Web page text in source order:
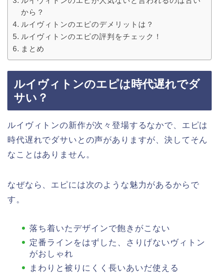
から？
ルイヴィトンのエピのデメリットは？
ルイヴィトンのエピの評判をチェック！
まとめ
ルイヴィトンのエピは時代遅れでダ
サい？
ルイヴィトンの新作が次々登場するなかで、エピは
時代遅れでダサいとの声がありますが、決してそん
なことはありません。
なぜなら、エピには次のような魅力があるからで
す。
落ち着いたデザインで飽きがこない
定番ラインをはずした、さりげないヴィトン
がおしゃれ
まわりと被りにくく長いあいだ使える